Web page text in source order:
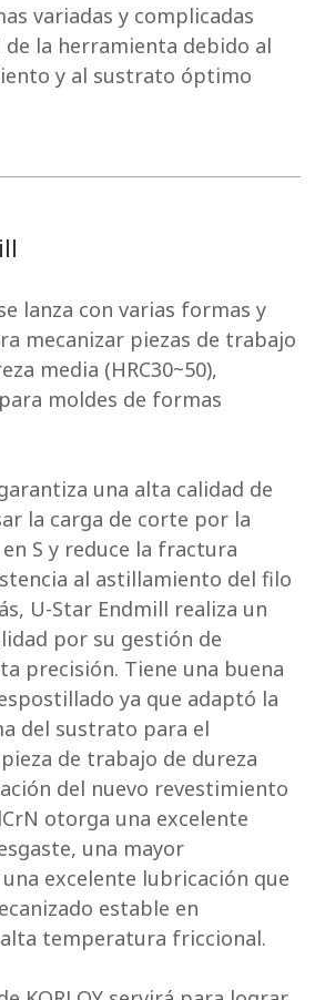
variadas y complicadas
de la herramienta debido al
y al sustrato óptimo
lanza con varias formas y
mecanizar piezas de trabajo
media (HRC30~50),
moldes de formas
una alta calidad de
la carga de corte por la
S y reduce la fractura
al astillamiento del filo
U-Star Endmill realiza un
por su gestión de
precisión. Tiene una buena
ya que adaptó la
del sustrato para el
de trabajo de dureza
del nuevo revestimiento
otorga una excelente
una mayor
excelente lubricación que
estable en
temperatura friccional.